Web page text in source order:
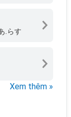
.らす
Xem thêm »